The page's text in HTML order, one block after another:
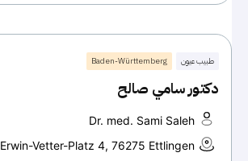
طبيب عيون Baden-Württemberg
دكتور سامي صالح
Dr. med. Sami Saleh
Erwin-Vetter-Platz 4, 76275 Ettlingen